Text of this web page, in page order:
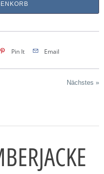
Pin It Email
Nächstes »